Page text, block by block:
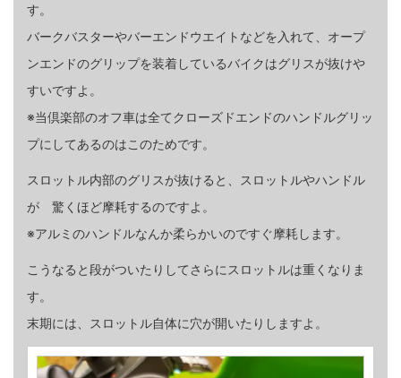
す。
バークバスターやバーエンドウエイトなどを入れて、オープ
ンエンドのグリップを装着しているバイクはグリスが抜けや
すいですよ。
※当倶楽部のオフ車は全てクローズドエンドのハンドルグリッ
プにしてあるのはこのためです。
スロットル内部のグリスが抜けると、スロットルやハンドル
が 驚くほど摩耗するのですよ。
※アルミのハンドルなんか柔らかいのですぐ摩耗します。
こうなると段がついたりしてさらにスロットルは重くなりま
す。
末期には、スロットル自体に穴が開いたりしますよ。